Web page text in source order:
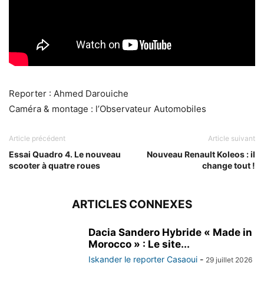
Reporter : Ahmed Darouiche
Caméra & montage : l’Observateur Automobiles
Article précédent
Essai Quadro 4. Le nouveau
scooter à quatre roues
Article suivant
Nouveau Renault Koleos : il
change tout !
ARTICLES CONNEXES
Dacia Sandero Hybride « Made in
Morocco » : Le site...
Iskander le reporter Casaoui - 29 juillet 2026